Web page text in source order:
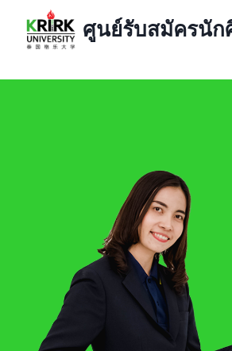
content
ศูนย์รับสมัครนัก